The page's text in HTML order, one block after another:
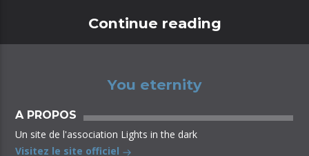
Continue reading
You eternity
A PROPOS
Un site de l'association Lights in the dark
Visitez le site officiel